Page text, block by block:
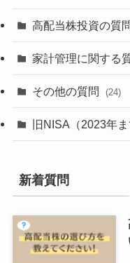
高配当株投資の質
家計管理に関する
その他の質問 (24)
旧NISA（2023年
新着質問